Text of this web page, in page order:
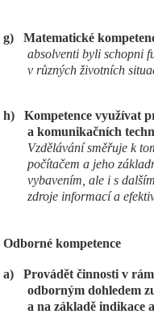
g) Matematické
absolventi byli schopni
v různých životních
h)
Kompetence využívat
a komunikačních
Vzdělávání směřuje k
počítačem a jeho
vybavením, ale i s
zdroje informací a
Odborné kompetence
a)
Provádět činnosti v
odborným dohledem
a na základě indikace